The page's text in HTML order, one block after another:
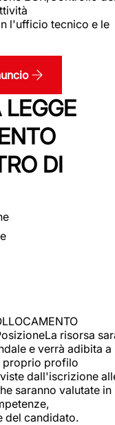
l'ufficio tecnico e le
LEGGE
DI
risorsa
e verrà adibita a
proprio profilo
dall'iscrizione
saranno valutate in
del candidato.